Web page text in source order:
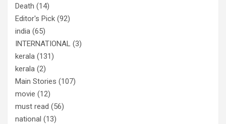
Death (14)
Editor's Pick (92)
india (65)
INTERNATIONAL (3)
kerala (131)
kerala (2)
Main Stories (107)
movie (12)
must read (56)
national (13)